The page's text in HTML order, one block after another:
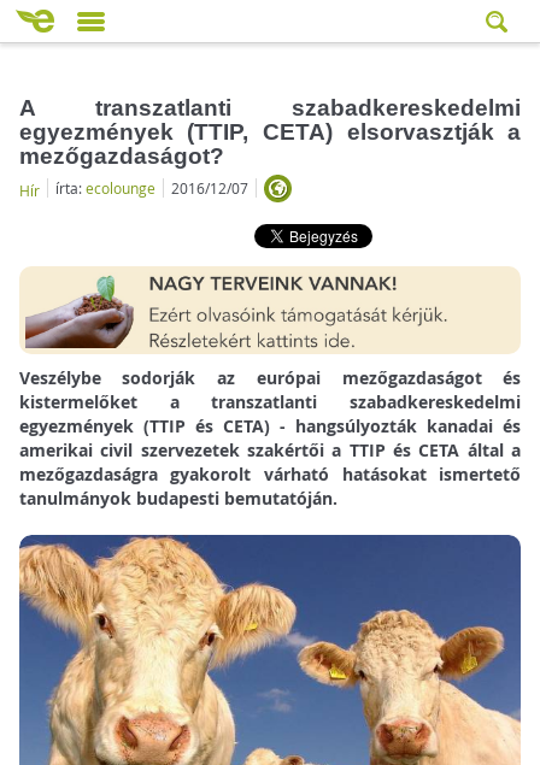
A transzatlanti szabadkereskedelmi
egyezmények (TTIP, CETA) elsorvasztják a
mezőgazdaságot?
Hír írta:ecolounge 2016/12/07
Veszélybe sodorják az európai mezőgazdaságot és
kistermelőket a transzatlanti szabadkereskedelmi
egyezmények (TTIP és CETA) - hangsúlyozták kanadai és
amerikai civil szervezetek szakértői a TTIP és CETA által a
mezőgazdaságra gyakorolt várható hatásokat ismertető
tanulmányok budapesti bemutatóján.